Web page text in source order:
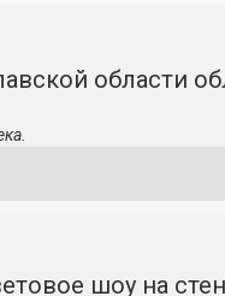
области
шоу на